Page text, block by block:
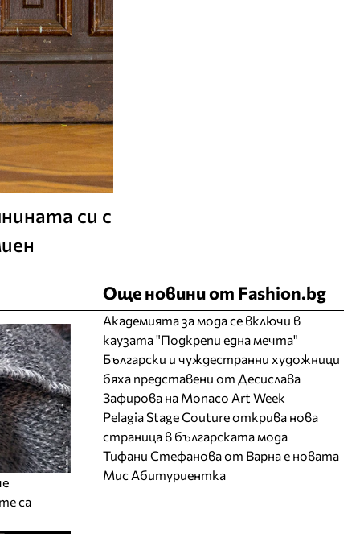
си с
са
Още новини от Fashion.bg
Академията за мода се включи в
каузата "Подкрепи една мечта"
Български и чуждестранни художници
бяха представени от Десислава
Зафирова на Monaco Art Week
Pelagia Stage Couture открива нова
страница в българската мода
Тифани Стефанова от Варна е новата
Мис Абитуриентка